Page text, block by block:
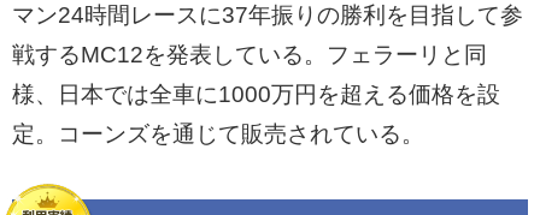
マン24時間レースに37年振りの勝利を目指して参
戦するMC12を発表している。フェラーリと同
様、日本では全車に1000万円を超える価格を設
定。コーンズを通じて販売されている。